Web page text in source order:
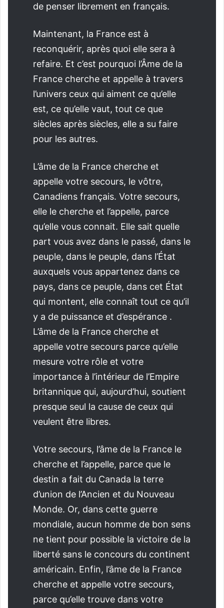
de penser librement en français.
Maintenant, la France est à
reconquérir, après quoi elle sera à
refaire. Et c’est pourquoi l’Âme de la
France cherche et appelle à travers
l’univers ceux qui aiment ce qu’elle
est, ce qu’elle vaut, tout ce que
siècles après siècles, elle a su faire
pour les autres.
L’âme de la France cherche et
appelle votre secours, le vôtre,
Canadiens français. Votre secours,
elle le cherche et l’appelle, parce
qu’elle vous connait. Elle sait quelle
part vous avez dans le passé, dans le
peuple, dans le peuple, dans l’État
auxquels vous appartenez dans ce
pays, dans ce peuple, dans cet État
qui montent, elle connaît tout ce qu’il
y a de puissance et d’espérance .
L’âme de la France cherche et
appelle votre secours parce qu’elle
mesure votre rôle et votre
importance à l’intérieur de l’Empire
britannique qui, aujourd’hui, soutient
presque seul la cause de ceux qui
veulent être libres.
Votre secours, l’âme de la France le
cherche et l’appelle, parce que le
destin a fait du Canada la terre
d’union de l’Ancien et du Nouveau
Monde. Or, dans cette guerre
mondiale, aucun homme de bon sens
ne tient pour possible la victoire de la
liberté sans le concours du continent
américain. Enfin, l’âme de la France
cherche et appelle votre secours,
parce qu’elle trouve dans votre